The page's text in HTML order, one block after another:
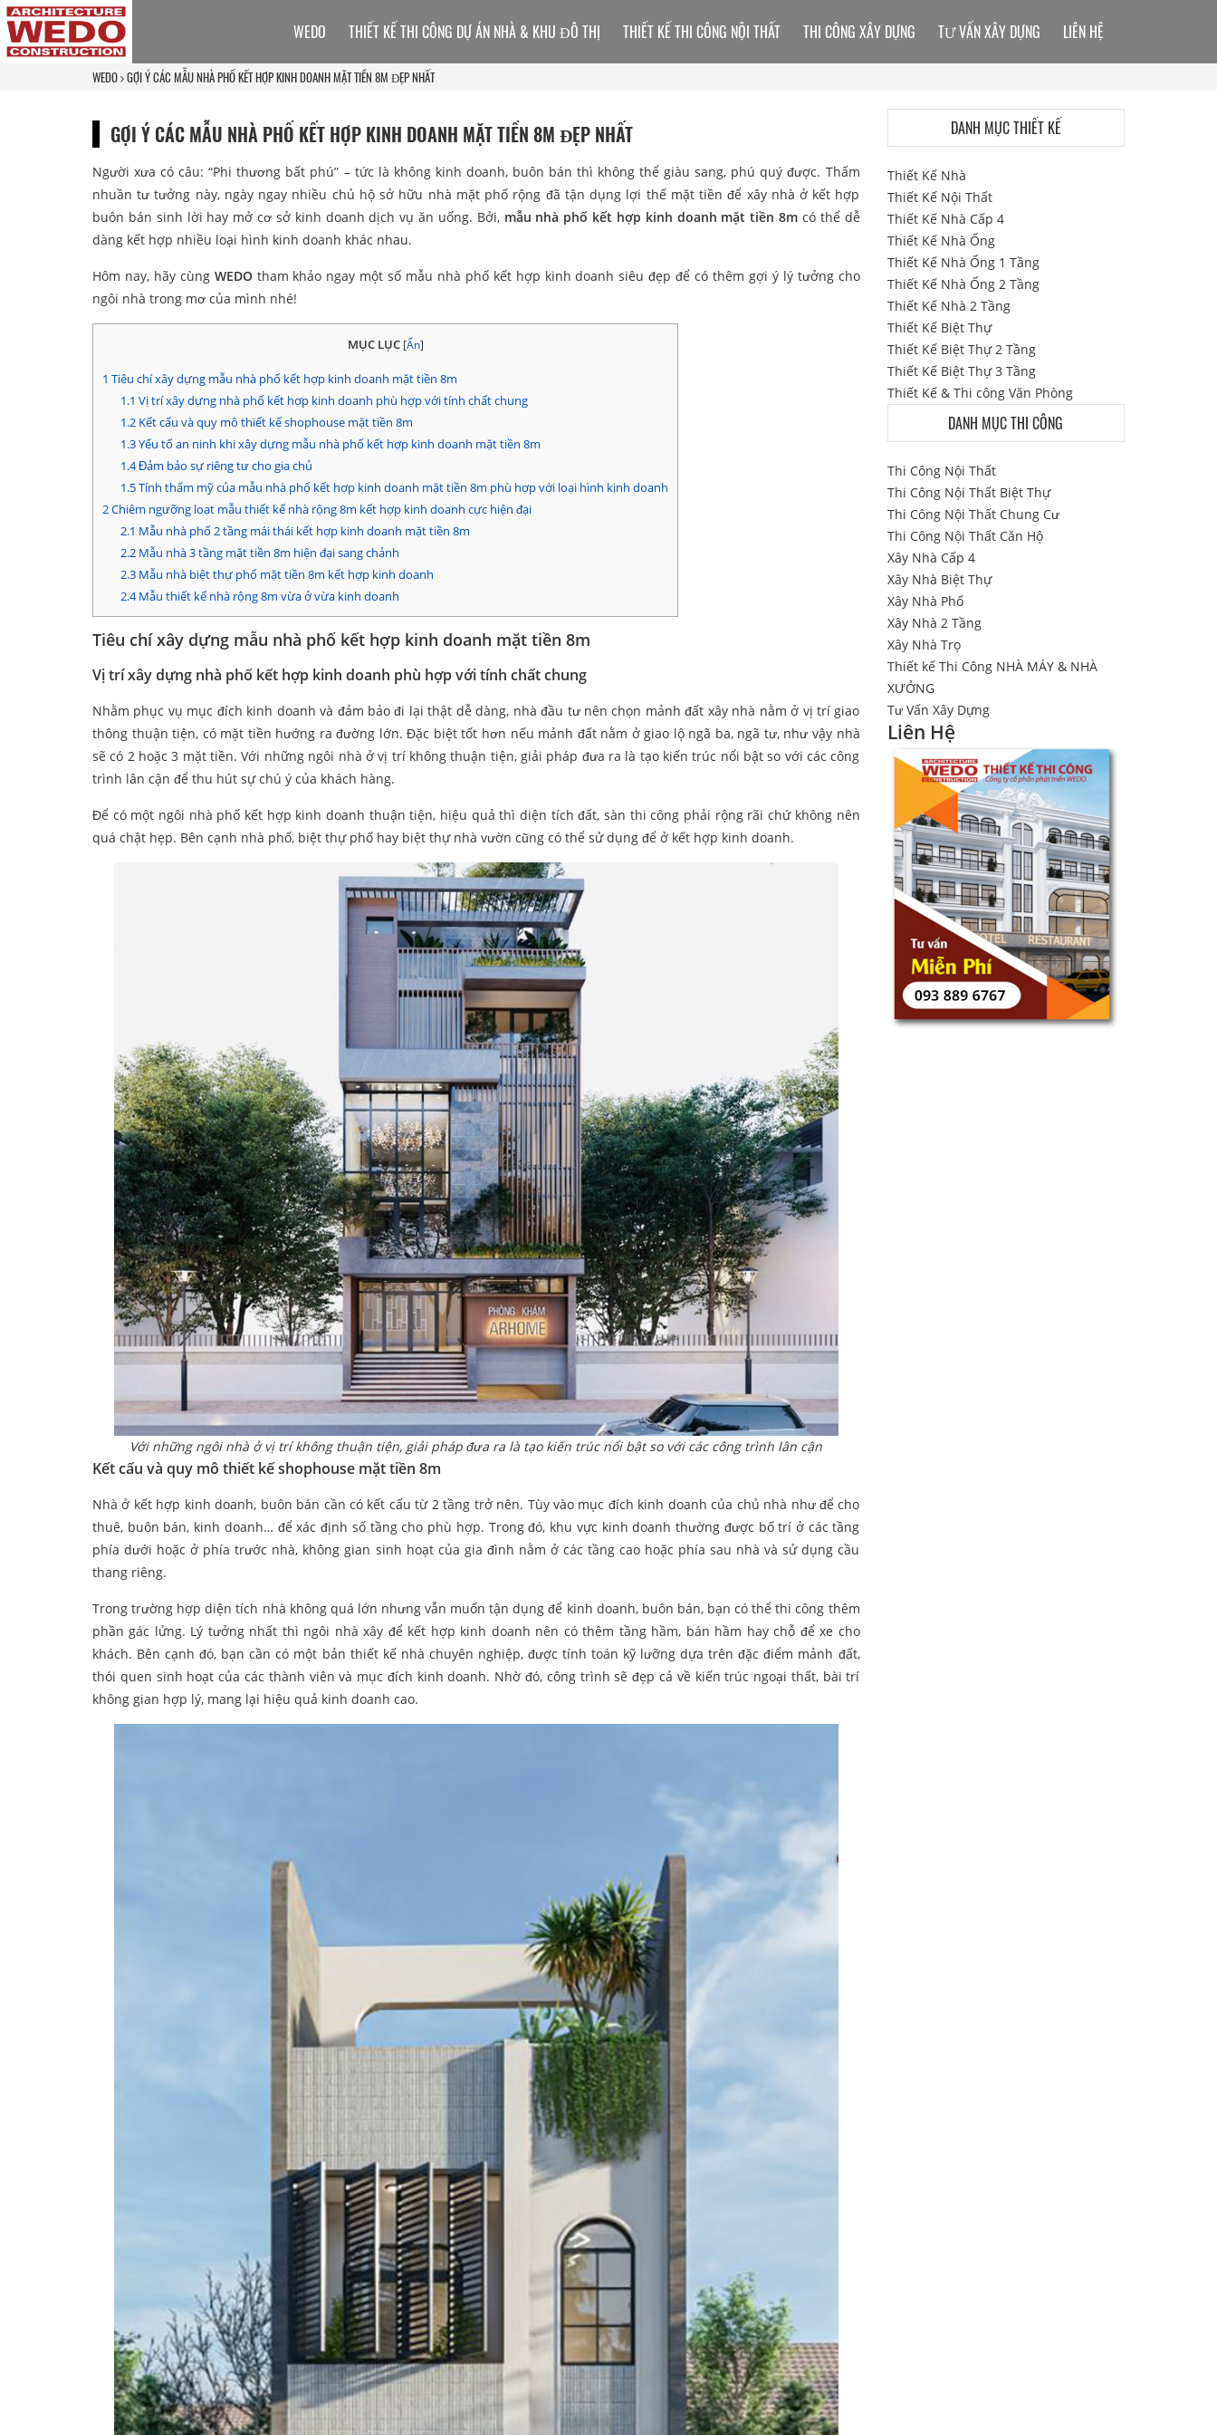
WEDO GỢI Ý CÁC MẪU NHÀ PHỐ KẾT HỢP KINH DOANH MẶT TIỀN 8M ĐẸP NHẤT
GỢI Ý CÁC MẪU NHÀ PHỐ KẾT HỢP KINH DOANH MẶT TIỀN 8M ĐẸP NHẤT
Người xưa có câu: “Phi thương bất phú” – tức là không kinh doanh, buôn bán thì không thể giàu sang, phú quý được. Thấm
nhuần tư tưởng này, ngày ngay nhiều chủ hộ sở hữu nhà mặt phố rộng đã tận dụng lợi thế mặt tiền để xây nhà ở kết hợp
buôn bán sinh lời hay mở cơ sở kinh doanh dịch vụ ăn uống. Bởi, mẫu nhà phố kết hợp kinh doanh mặt tiền 8m có thể dễ
dàng kết hợp nhiều loại hình kinh doanh khác nhau.
Hôm nay, hãy cùngWEDO tham khảo ngay một số mẫu nhà phố kết hợp kinh doanh siêu đẹp để có thêm gợi ý lý tưởng cho
ngôi nhà trong mơ của mình nhé!
MỤC LỤC [Ẩn]
1 Tiêu chí xây dựng mẫu nhà phố kết hợp kinh doanh mặt tiền 8m
1.1 Vị trí xây dựng nhà phố kết hợp kinh doanh phù hợp với tính chất chung
1.2Kết cấu và quy mô thiết kế shophouse mặt tiền 8m
1.3Yếu tố an ninh khi xây dựng mẫu nhà phố kết hợp kinh doanh mặt tiền 8m
1.4Đảm bảo sự riêng tư cho gia chủ
1.5Tính thẩm mỹ của mẫu nhà phố kết hợp kinh doanh mặt tiền 8m phù hợp với loại hình kinh doanh
2Chiêm ngưỡng loạt mẫu thiết kế nhà rộng 8m kết hợp kinh doanh cực hiện đại
2.1 Mẫu nhà phố 2 tầng mái thái kết hợp kinh doanh mặt tiền 8m
2.2Mẫu nhà 3 tầng mặt tiền 8m hiện đại sang chảnh
2.3Mẫu nhà biệt thự phố mặt tiền 8m kết hợp kinh doanh
2.4Mẫu thiết kế nhà rộng 8m vừa ở vừa kinh doanh
Tiêu chí xây dựng mẫu nhà phố kết hợp kinh doanh mặt tiền 8m
Vị trí xây dựng nhà phố kết hợp kinh doanh phù hợp với tính chất chung
Nhằm phục vụ mục đích kinh doanh và đảm bảo đi lại thật dễ dàng, nhà đầu tư nên chọn mảnh đất xây nhà nằm ở vị trí giao
thông thuận tiện, có mặt tiền hướng ra đường lớn. Đặc biệt tốt hơn nếu mảnh đất nằm ở giao lộ ngã ba, ngã tư, như vậy nhà
sẽ có 2 hoặc 3 mặt tiền. Với những ngôi nhà ở vị trí không thuận tiện, giải pháp đưa ra là tạo kiến trúc nổi bật so với các công
trình lân cận để thu hút sự chú ý của khách hàng.
Để có một ngôi nhà phố kết hợp kinh doanh thuận tiện, hiệu quả thì diện tích đất, sàn thi công phải rộng rãi chứ không nên
quá chật hẹp. Bên cạnh nhà phố, biệt thự phố hay biệt thự nhà vườn cũng có thể sử dụng để ở kết hợp kinh doanh.
Với những ngôi nhà ở vị trí không thuận tiện, giải pháp đưa ra là tạo kiến trúc nổi bật so với các công trình lân cận
Kết cấu và quy mô thiết kế shophouse mặt tiền 8m
Nhà ở kết hợp kinh doanh, buôn bán cần có kết cấu từ 2 tầng trở nên. Tùy vào mục đích kinh doanh của chủ nhà như để cho
thuê, buôn bán, kinh doanh… để xác định số tầng cho phù hợp. Trong đó, khu vực kinh doanh thường được bố trí ở các tầng
phía dưới hoặc ở phía trước nhà, không gian sinh hoạt của gia đình nằm ở các tầng cao hoặc phía sau nhà và sử dụng cầu
thang riêng.
Trong trường hợp diện tích nhà không quá lớn nhưng vẫn muốn tận dụng để kinh doanh, buôn bán, bạn có thể thi công thêm
phần gác lửng. Lý tưởng nhất thì ngôi nhà xây để kết hợp kinh doanh nên có thêm tầng hầm, bán hầm hay chỗ để xe cho
khách. Bên cạnh đó, bạn cần có một bản thiết kế nhà chuyên nghiệp, được tính toán kỹ lưỡng dựa trên đặc điểm mảnh đất,
thói quen sinh hoạt của các thành viên và mục đích kinh doanh. Nhờ đó, công trình sẽ đẹp cả về kiến trúc ngoại thất, bài trí
không gian hợp lý, mang lại hiệu quả kinh doanh cao.
WEDO THIẾT KẾ THI CÔNG DỰ ÁN NHÀ & KHU ĐÔ THỊ THIẾT KẾ THI CÔNG NỘI THẤT THI CÔNG XÂY DỰNG TƯ VẤN XÂY DỰNG LIÊN HỆ
DANH MỤC THIẾT KẾ
Thiết Kế Nhà
Thiết Kế Nội Thất
Thiết Kế Nhà Cấp 4
Thiết Kế Nhà Ống
Thiết Kế Nhà Ống 1 Tầng
Thiết Kế Nhà Ống 2 Tầng
Thiết Kế Nhà 2 Tầng
Thiết Kế Biệt Thự
Thiết Kế Biệt Thự 2 Tầng
Thiết Kế Biệt Thự 3 Tầng
Thiết Kế & Thi công Văn Phòng
DANH MỤC THI CÔNG
Thi Công Nội Thất
Thi Công Nội Thất Biệt Thự
Thi Công Nội Thất Chung Cư
Thi Công Nội Thất Căn Hộ
Xây Nhà Cấp 4
Xây Nhà Biệt Thự
Xây Nhà Phố
Xây Nhà 2 Tầng
Xây Nhà Trọ
Thiết kế Thi Công NHÀ MÁY & NHÀ
XƯỞNG
Tư Vấn Xây Dựng
Liên Hệ